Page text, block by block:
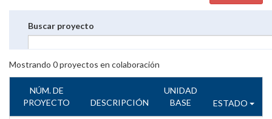
Buscar proyecto
Mostrando 0proyectos en colaboración
NÚM. DE
PROYECTO
DESCRIPCIÓN
UNIDAD
BASE
ESTADO